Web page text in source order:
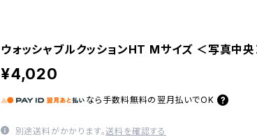
ウォッシャブルクッションHT Mサイズ ＜写真中央
¥4,020
なら 手数料無料の 翌月払いでOK
別途送料がかかります。送料を確認する